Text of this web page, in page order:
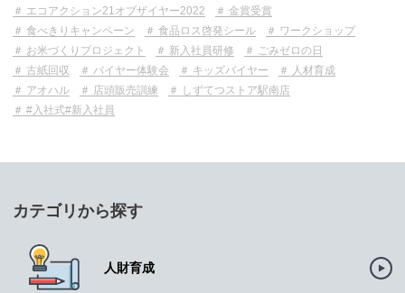
エコアクション21オブザイヤー2022
金賞受賞
食べきりキャンペーン
食品ロス啓発シール
ワークショップ
お米づくりプロジェクト
新入社員研修
ごみゼロの日
古紙回収
バイヤー体験会 キッズバイヤー
人材育成
アオハル
店頭販売訓練
しずてつストア駅南店
#入社式#新入社員
カテゴリから探す
人財育成